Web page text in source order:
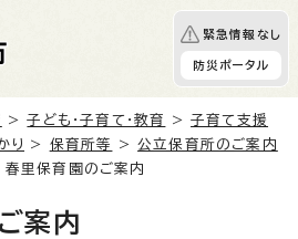
緊急情報なし
防災ポータル
>子ども・子育て・教育 >子育て支援
り > 保育所等 >公立保育所のご案内
里保育園のご案内
案内